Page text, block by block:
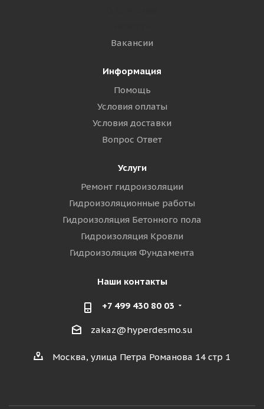
Вакансии
Информация
Помощь
Условия оплаты
Условия доставки
Вопрос Ответ
Услуги
Ремонт гидроизоляции
Гидроизоляционные работы
Гидроизоляция Бетонного пола
Гидроизоляция Кровли
Гидроизоляция Фундамента
Наши контакты
+7 499 430 80 03
zakaz@hyperdesmo.su
Москва, улица Петра Романова 14 стр 1